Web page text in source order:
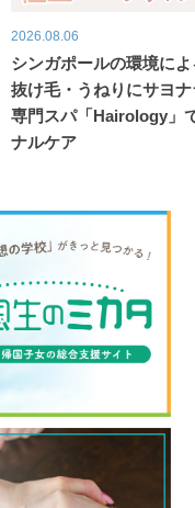
2026.08.06
シンガポールの環境に
抜け毛・うねりにサヨ
専門スパ「Hairology」
ナルケア